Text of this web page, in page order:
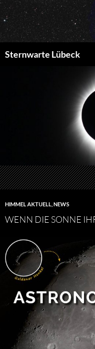
Zum
Inhalt
springen
Sternwarte Lübeck
HIMMEL AKTUELL NEWS
WENN DIE SONNE